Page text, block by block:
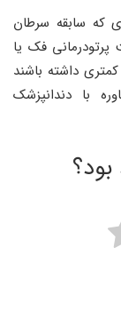
که سابقه سرطان
پرتودرمانی فک یا
داشته باشند
با دندانپزشک